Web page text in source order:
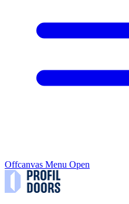
Offcanvas Menu Open